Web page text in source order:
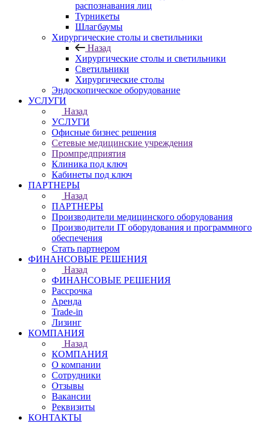
распознавания лиц
Турникеты
Шлагбаумы
Хирургические столы и светильники
Назад
Хирургические столы и светильники
Светильники
Хирургические столы
Эндоскопическое оборудование
УСЛУГИ
Назад
УСЛУГИ
Офисные бизнес решения
Сетевые медицинские учреждения
Промпредприятия
Клиника под ключ
Кабинеты под ключ
ПАРТНЕРЫ
Назад
ПАРТНЕРЫ
Производители медицинского оборудования
Производители IT оборудования и программного
обеспечения
Стать партнером
ФИНАНСОВЫЕ РЕШЕНИЯ
Назад
ФИНАНСОВЫЕ РЕШЕНИЯ
Рассрочка
Аренда
Trade-in
Лизинг
КОМПАНИЯ
Назад
КОМПАНИЯ
О компании
Сотрудники
Отзывы
Вакансии
Реквизиты
КОНТАКТЫ